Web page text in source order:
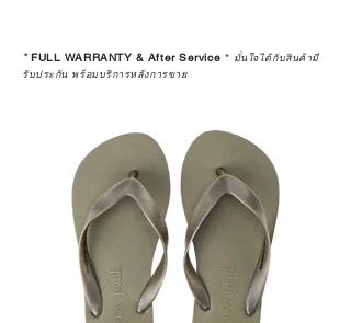
*FULL WARRANTY & After Service * มั่นใจได้กับสินค้ามี
รับประกัน พร้อมบริการหลังการขาย